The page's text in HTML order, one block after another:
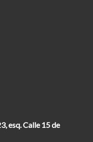
esq. Calle 15 de